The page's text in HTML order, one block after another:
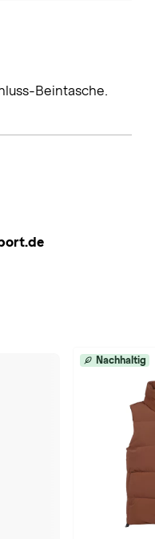
Beintasche.
Nachhaltig